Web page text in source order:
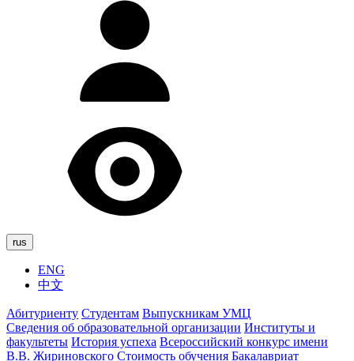
rus
ENG
中文
Абитуриенту Студентам Выпускникам УМЦ
Сведения об образовательной организации Институты и
факультеты История успеха Всероссийский конкурс имени
В.В. Жириновского Стоимость обучения Бакалавриат